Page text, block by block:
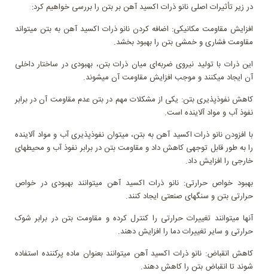
در زیر تأثیرات اصلی نانو ذرات اکسید آهن بر بتن را بررسی خواهیم کرد:
افزایش مقاومت مکانیکی: اضافه کردن نانو ذرات اکسید آهن به بتن میتواند
مقاومت فشاری و خمشی بتن را بهبود بخشد.
این ذرات با تولید نیروی ضربه‌ای میان ذرات بتن، بهبودی در ساختار داخلی
آن ایجاد میکنند و موجب افزایش مقاومت آن میشوند.
کاهش نفوذپذیری بتن: یکی از مشکلات مهم در بتن عدم مقاومت آن در برابر
نفوذ آب و مواد آلاینده است.
با افزودن نانو ذرات اکسید آهن به بتن، میتوان نفوذپذیری آب و مواد آلاینده
را به طور قابل توجهی کاهش داد و مقاومت بتن در برابر نفوذ آب و محیطهای
خارجی را افزایش داد.
بهبود خواص حرارتی: نانو ذرات اکسید آهن میتوانند بهبودی در خواص
حرارتی بتن و سنگهای صنعتی ایجاد کنند.
آنها میتوانند تغییرات حرارتی را کنترل کرده و مقاومت بتن در برابر شوک
حرارتی و سایر تغییرات دما را افزایش دهند.
کاهش انقباض: نانو ذرات اکسید آهن میتوانند بعنوان ماده پرکننده استفاده
شوند تا انقباض بتن را کاهش دهند.